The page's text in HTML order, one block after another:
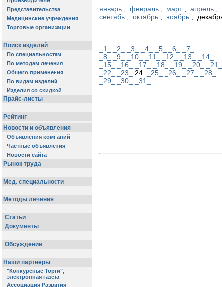
январь , февраль , март, апрель ,
сентябь , октябрь , ноябрь ,
_1_ _2_ _3_ _4_ _5_ _6_
_7_
_8_
_9_ _10_ _11_ _12_ _13_
_14_
_15_
_16_ _17_ _18_ _19_ _20_
_21_
_22_
_23_ 24 _25_ _26_ _27_
_28_
_29_
_30_ _31_